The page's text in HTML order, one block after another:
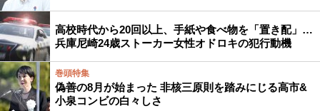
高校時代から20回以上、手紙や食べ物を「置き配」…
兵庫尼崎24歳ストーカー女性オドロキの犯行動機
巻頭特集
偽善の8月が始まった 非核三原則を踏みにじる高市&
小泉コンビの白々しさ